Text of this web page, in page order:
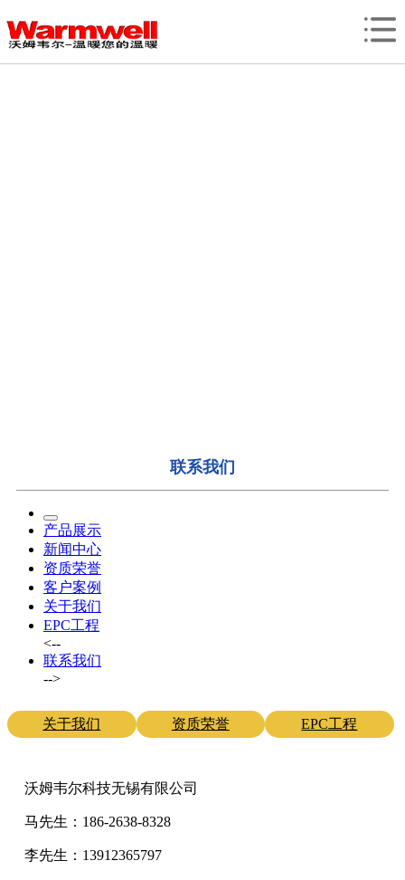
网站首页
联系我们
产品展示
新闻中心
资质荣誉
客户案例
关于我们
EPC工程
<--
联系我们
-->
关于我们 资质荣誉 EPC工程
沃姆韦尔科技无锡有限公司
马先生：186-2638-8328
李先生：13912365797